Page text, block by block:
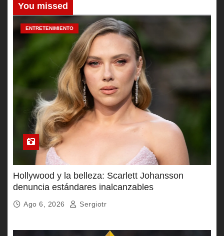
You missed
ENTRETENIMIENTO
Hollywood y la belleza: Scarlett Johansson
denuncia estándares inalcanzables
Ago 6, 2026 Sergiotr